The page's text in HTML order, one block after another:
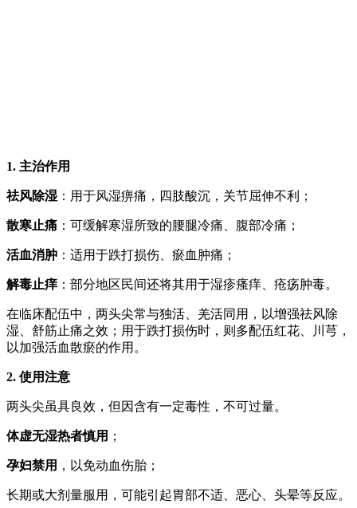
1. 主治作用
祛风除湿 ：用于风湿痹痛，四肢酸沉，关节屈伸不利；
散寒止痛 ：可缓解寒湿所致的腰腿冷痛、腹部冷痛；
活血消肿 ：适用于跌打损伤、瘀血肿痛；
解毒止痒：部分地区民间还将其用于湿疹瘙痒、疮疡肿毒。
在临床配伍中，两头尖常与独活、羌活同用，以增强祛风除
湿、舒筋止痛之效；用于跌打损伤时，则多配伍红花、川芎，
以加强活血散瘀的作用。
2. 使用注意
两头尖虽具良效，但因含有一定毒性，不可过量。
体虚无湿热者慎用 ；
孕妇禁用 ，以免动血伤胎；
长期或大剂量服用，可能引起胃部不适、恶心、头晕等反应。